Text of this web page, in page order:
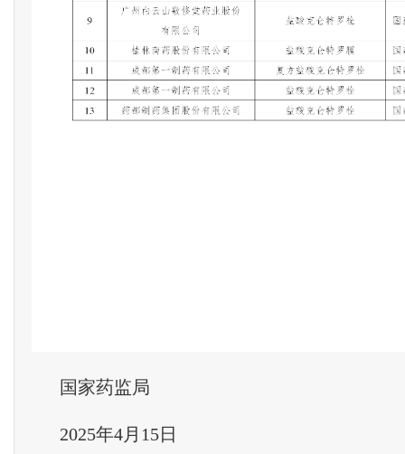
国家药监局
2025年4月15日